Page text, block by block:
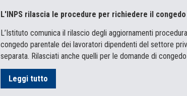
L'INPS rilascia le procedure per richiedere il
L’Istituto comunica il rilascio degli aggiornamenti
congedo parentale dei lavoratori dipendenti del settore
separata. Rilasciati anche quelli per le domande di
Leggi tutto